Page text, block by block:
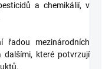
a chemikálií, v
mezinárodních
dalšími, které potvrzují